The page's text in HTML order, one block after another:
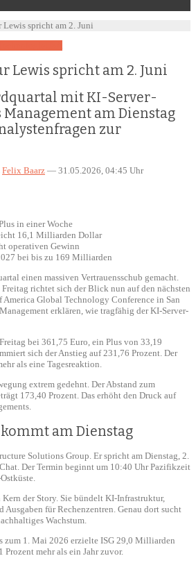
spricht am 2. Juni
Lewis spricht am 2. Juni
mit KI-Server-
am Dienstag
zur
Felix Baarz — 31.05.2026, 04:45 Uhr
in einer Woche
16,1 Milliarden Dollar
operativen Gewinn
bei bis zu 169 Milliarden
einen massiven Vertrauensschub gemacht.
richtet sich der Blick nun auf den nächsten
Global Technology Conference in San
erklären, wie tragfähig der KI-Server-
bei 361,75 Euro, ein Plus von 33,19
sich der Anstieg auf 231,76 Prozent. Der
als eine Tagesreaktion.
extrem gedehnt. Der Abstand zum
173,40 Prozent. Das erhöht den Druck auf
am Dienstag
Solutions Group. Er spricht am Dienstag, 2.
Der Termin beginnt um 10:40 Uhr Pazifikzeit
Kern der Story. Sie bündelt KI-Infrastruktur,
Ausgaben für Rechenzentren. Genau dort sucht
Wachstum.
zum 1. Mai 2026 erzielte ISG 29,0 Milliarden
Prozent mehr als ein Jahr zuvor.